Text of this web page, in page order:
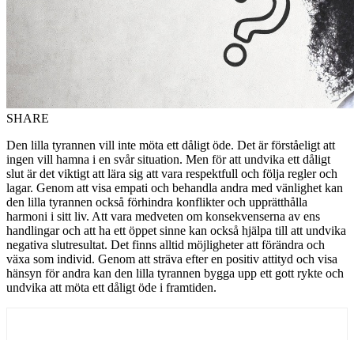
SHARE
Den lilla tyrannen vill inte möta ett dåligt öde. Det är förståeligt att
ingen vill hamna i en svår situation. Men för att undvika ett dåligt
slut är det viktigt att lära sig att vara respektfull och följa regler och
lagar. Genom att visa empati och behandla andra med vänlighet kan
den lilla tyrannen också förhindra konflikter och upprätthålla
harmoni i sitt liv. Att vara medveten om konsekvenserna av ens
handlingar och att ha ett öppet sinne kan också hjälpa till att undvika
negativa slutresultat. Det finns alltid möjligheter att förändra och
växa som individ. Genom att sträva efter en positiv attityd och visa
hänsyn för andra kan den lilla tyrannen bygga upp ett gott rykte och
undvika att möta ett dåligt öde i framtiden.